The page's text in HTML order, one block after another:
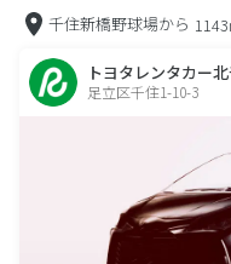
千住新橋野球場から
トヨタレンタカー
足立区千住1-10-3